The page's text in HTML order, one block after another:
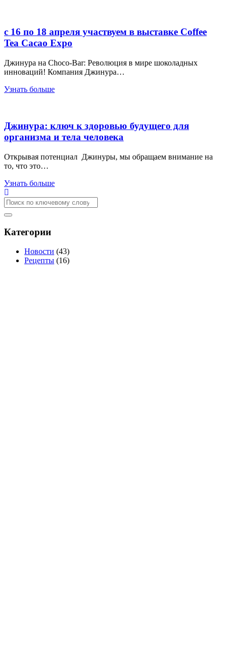
с 16 по 18 апреля участвуем в выставке Coffee
Tea Cacao Expo
Джинура на Choco-Bar: Революция в мире шоколадных
инноваций! Компания Джинура…
Узнать больше
Джинура: ключ к здоровью будущего для
организма и тела человека
Открывая потенциал Джинуры, мы обращаем внимание на
то, что это…
Узнать больше
Категории
Новости (43)
Рецепты (16)